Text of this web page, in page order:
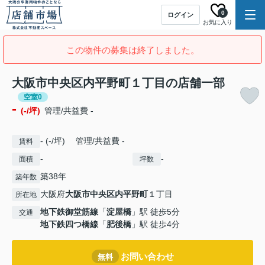
ログイン
お気に入り
0
この物件の募集は終了しました。
大阪市中央区内平野町１丁目の店舗一部
空室0
- (-/坪) 管理/共益費 -
賃料 - (-/坪) 管理/共益費 -
面積 - 坪数 -
築年数 築38年
所在地 大阪府大阪市中央区内平野町１丁目
交通 地下鉄御堂筋線 「淀屋橋 」駅 徒歩5分
地下鉄四つ橋線 「肥後橋 」駅 徒歩4分
無料 お問い合わせ